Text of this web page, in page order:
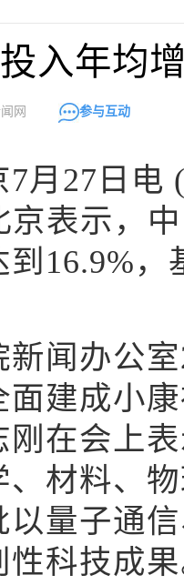
入年均
网 参与互动
7月27日电
京表示，
16.9%
办公室
面建成小
刚在会上
、材料、
以量子通
性科技成